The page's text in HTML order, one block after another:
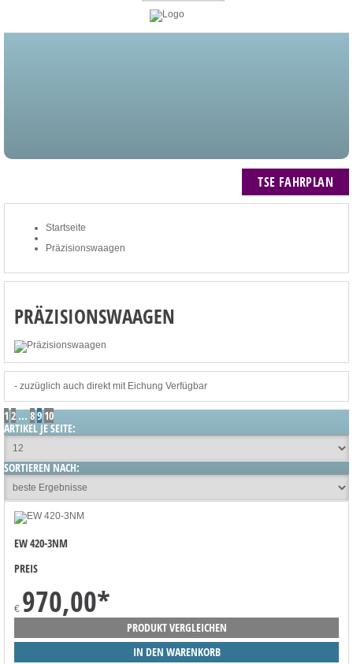
TSE FAHRPLAN
Startseite
Präzisionswaagen
PRÄZISIONSWAAGEN
- zuzüglich auch direkt mit Eichung Verfügbar
1 2 ... 89 10
ARTIKEL JE SEITE:
SORTIEREN NACH:
EW 420-3NM
PREIS
€ 970,00*
PRODUKT VERGLEICHEN
IN DEN WARENKORB